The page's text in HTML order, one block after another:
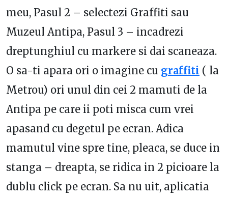
meu, Pasul 2 – selectezi Graffiti sau
Muzeul Antipa, Pasul 3 – incadrezi
dreptunghiul cu markere si dai scaneaza.
O sa-ti apara ori o imagine cu graffiti ( la
Metrou) ori unul din cei 2 mamuti de la
Antipa pe care ii poti misca cum vrei
apasand cu degetul pe ecran. Adica
mamutul vine spre tine, pleaca, se duce in
stanga – dreapta, se ridica in 2 picioare la
dublu click pe ecran. Sa nu uit, aplicatia